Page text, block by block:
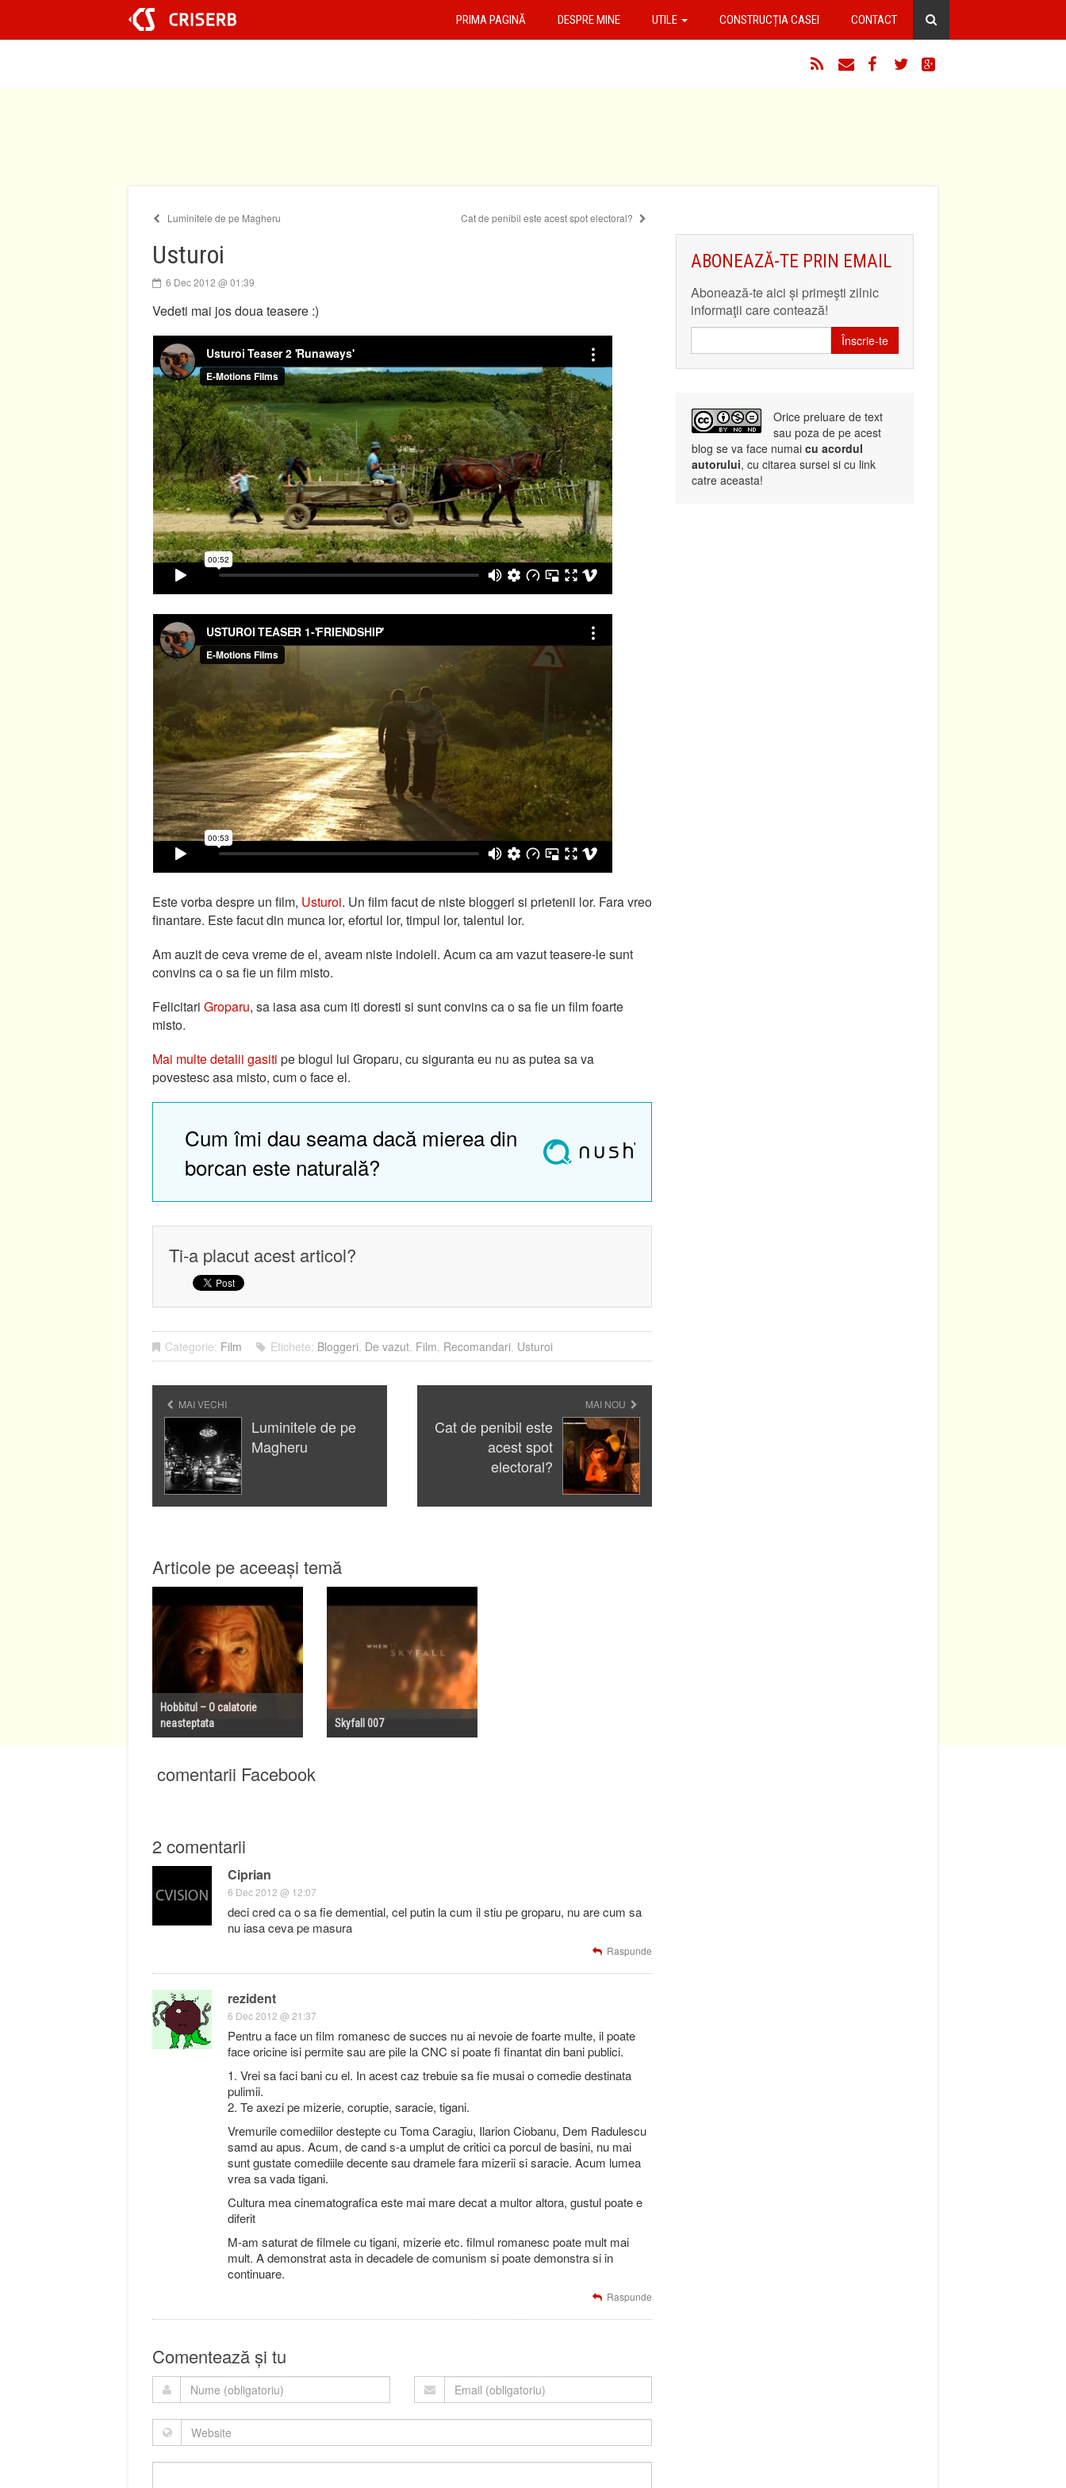
conținut
PRIMA PAGINĂ DESPRE MINE UTILE CONSTRUCȚIA CASEI CONTACT
Luminitele de pe Magheru Cat de penibil este acest spot electoral?
Usturoi
6 Dec 2012 @ 01:39
Vedeti mai jos doua teasere :)
Este vorba despre un film, Usturoi. Un film facut de niste bloggeri si prietenii lor. Fara vreo
finantare. Este facut din munca lor, efortul lor, timpul lor, talentul lor.
Am auzit de ceva vreme de el, aveam niste indoieli. Acum ca am vazut teasere-le sunt
convins ca o sa fie un film misto.
Felicitari Groparu, sa iasa asa cum iti doresti si sunt convins ca o sa fie un film foarte
misto.
Mai multe detalii gasiti pe blogul lui Groparu, cu siguranta eu nu as putea sa va
povestesc asa misto, cum o face el.
Cum îmi dau seama dacă mierea din
borcan este naturală?
Ti-a placut acest articol?
Categorie: Film Etichete: Bloggeri, De vazut, Film, Recomandari, Usturoi
MAI VECHI
Luminitele de pe
Magheru
MAI NOU
Cat de penibil este
acest spot
electoral?
Articole pe aceeași temă
Hobbitul – O calatorie
neasteptata
Skyfall 007
comentarii Facebook
2 comentarii
Ciprian
6 Dec 2012 @ 12:07
deci cred ca o sa fie demential, cel putin la cum il stiu pe groparu, nu are cum sa
nu iasa ceva pe masura
Raspunde
rezident
6 Dec 2012 @ 21:37
Pentru a face un film romanesc de succes nu ai nevoie de foarte multe, il poate
face oricine isi permite sau are pile la CNC si poate fi finantat din bani publici.
1. Vrei sa faci bani cu el. In acest caz trebuie sa fie musai o comedie destinata
pulimii.
2. Te axezi pe mizerie, coruptie, saracie, tigani.
Vremurile comediilor destepte cu Toma Caragiu, Ilarion Ciobanu, Dem Radulescu
samd au apus. Acum, de cand s-a umplut de critici ca porcul de basini, nu mai
sunt gustate comediile decente sau dramele fara mizerii si saracie. Acum lumea
vrea sa vada tigani.
Cultura mea cinematografica este mai mare decat a multor altora, gustul poate e
diferit
M-am saturat de filmele cu tigani, mizerie etc. filmul romanesc poate mult mai
mult. A demonstrat asta in decadele de comunism si poate demonstra si in
continuare.
Raspunde
Comentează și tu
ABONEAZĂ-TE PRIN EMAIL
Abonează-te aici și primeşti zilnic
informaţii care contează!
Înscrie-te
Orice preluare de text
sau poza de pe acest
blog se va face numai cu acordul
autorului, cu citarea sursei si cu link
catre aceasta!